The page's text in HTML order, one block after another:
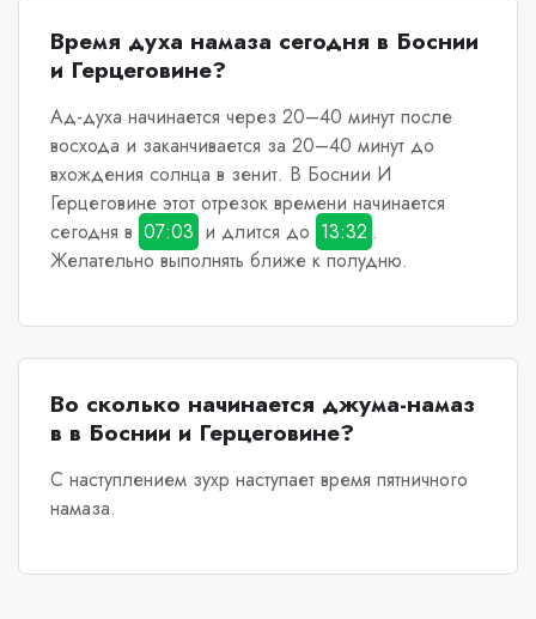
Время духа намаза сегодня в Боснии
и Герцеговине?
Ад-духа начинается через 20–40 минут после
восхода и заканчивается за 20–40 минут до
вхождения солнца в зенит. В Боснии И
Герцеговинеэтот отрезок времени начинается
сегодня в 07:03 и длится до 13:32 .
Желательно выполнять ближе к полудню.
Во сколько начинается джума-намаз
в в Боснии и Герцеговине?
С наступлением зухр наступает время пятничного
намаза.